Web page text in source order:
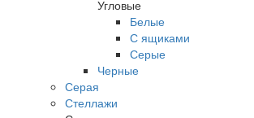
Угловые
Белые
С ящиками
Серые
Черные
Серая
Стеллажи